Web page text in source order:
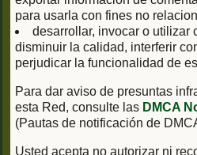
para usarla con fines no
desarrollar, invocar o utilizar
disminuir la calidad, interferir
perjudicar la funcionalidad de
Para dar aviso de presuntas
esta Red, consulte las DMCA
(Pautas de notificación de
Usted acepta no autorizar ni